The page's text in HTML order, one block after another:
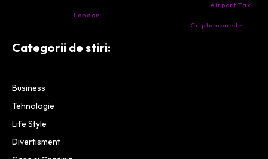
Airport Taxi
London
Criptomonede
Categorii de stiri:
Business
Tehnologie
Life Style
Divertisment